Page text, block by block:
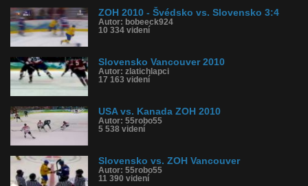
ZOH 2010 - Švédsko vs. Slovensko 3:4
Autor: bobeeck924
10 334 videní
Slovensko Vancouver 2010
Autor: zlatichlapci
17 163 videní
USA vs. Kanada ZOH 2010
Autor: 55robo55
5 538 videní
Slovensko vs. ZOH Vancouver
Autor: 55robo55
11 390 videní